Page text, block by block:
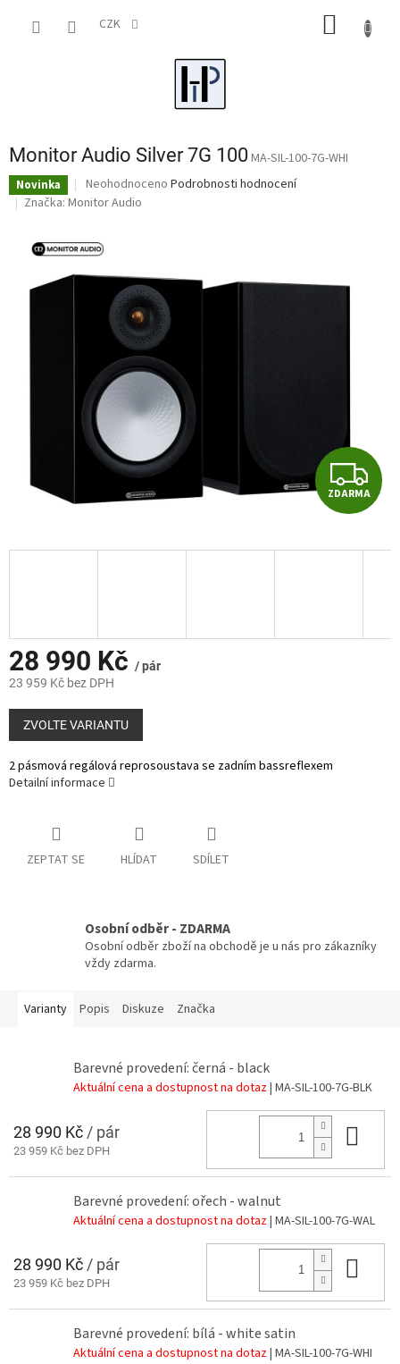
CZK
Monitor Audio Silver 7G 100MA-SIL-100-7G-WHI
Novinka
Průměrné
hodnocení
0,0
hvězdiček.
Neohodnoceno Podrobnosti hodnocení
Značka: Monitor Audio
Z
D
A
ZDARMA
28 990 Kč / pár
23 959 Kč bez DPH
Měrná
cena:
ZVOLTE VARIANTU
2 pásmová regálová reprosoustava se zadním bassreflexem
Detailní informace
ZEPTAT SE HLÍDAT SDÍLET
Osobní odběr - ZDARMA
Osobní odběr zboží na obchodě je u nás pro zákazníky
vždy zdarma.
Varianty Popis Diskuze Značka
Barevné provedení: černá - black
Aktuální cena a dostupnost na dotaz| MA-SIL-100-7G-BLK
28 990 Kč / pár
23 959 Kč bez DPH
Barevné provedení: ořech - walnut
Aktuální cena a dostupnost na dotaz| MA-SIL-100-7G-WAL
28 990 Kč / pár
23 959 Kč bez DPH
Barevné provedení: bílá - white satin
Aktuální cena a dostupnost na dotaz| MA-SIL-100-7G-WHI